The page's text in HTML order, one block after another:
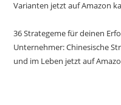
Varianten jetzt auf Amazon
36 Strategeme für deinen
Unternehmer: Chinesische
und im Leben jetzt auf